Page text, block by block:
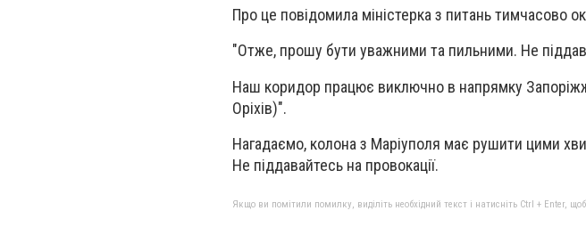
Про це повідомила міністерка з питань тимчасово
"Отже, прошу бути уважними та пильними. Не
Наш коридор працює виключно в напрямку
Оріхів)".
Нагадаємо, колона з Маріуполя має рушити цими
Не піддавайтесь на провокації.
Якщо ви помітили помилку, виділіть необхідний текст і натисніть Ctrl + Enter,